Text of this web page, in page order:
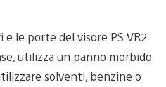
le porte del visore PS VR2
utilizza un panno morbido
solventi, benzine o